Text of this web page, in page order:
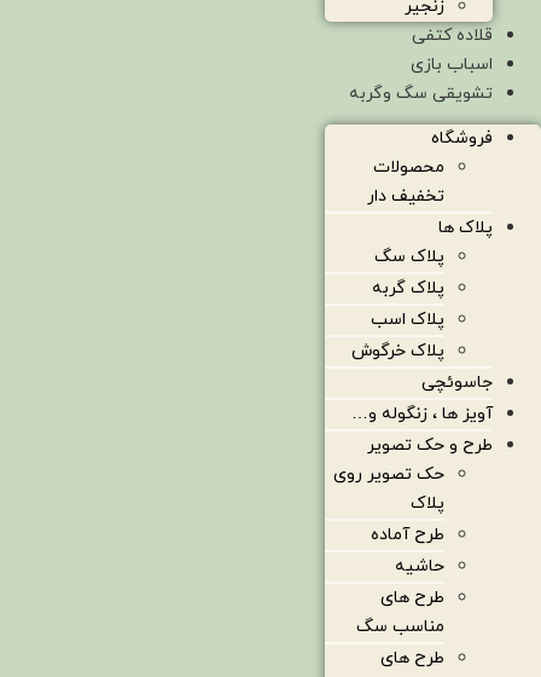
زنجیر
قلاده کتفی
اسباب بازی
تشویقی سگ وگربه
فروشگاه
محصولات
تخفیف دار
پلاک ها
پلاک سگ
پلاک گربه
پلاک اسب
پلاک خرگوش
جاسوئچی
آویز ها ، زنگوله و…
طرح و حک تصویر
حک تصویر روی
پلاک
طرح آماده
حاشیه
طرح های
مناسب سگ
طرح های